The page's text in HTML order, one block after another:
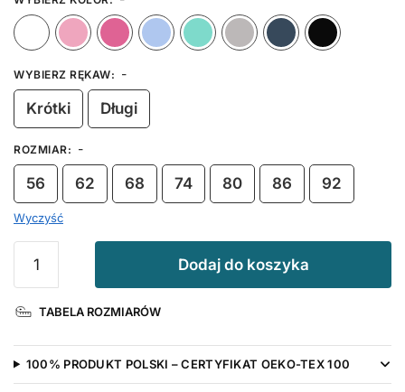
Biały
Różowy Ciemny Różowy
Błękitny MiętowySzary
WYBIERZ RĘKAW: -
Krótki Długi
ROZMIAR: -
56 62 68 74 80 86 92
Wyczyść
Szok
Mam
Rok
-
Dodaj do koszyka
TABELA ROZMIARÓW
100% PRODUKT POLSKI – CERTYFIKAT OEKO-TEX 100